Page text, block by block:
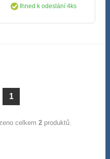
Ihned k odeslání 4ks
1
celkem 2produktů.